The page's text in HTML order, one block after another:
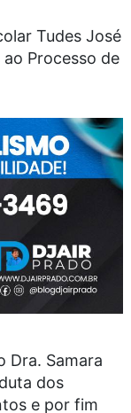
Tudes José
Processo de
Dra. Samara
dos
e por fim